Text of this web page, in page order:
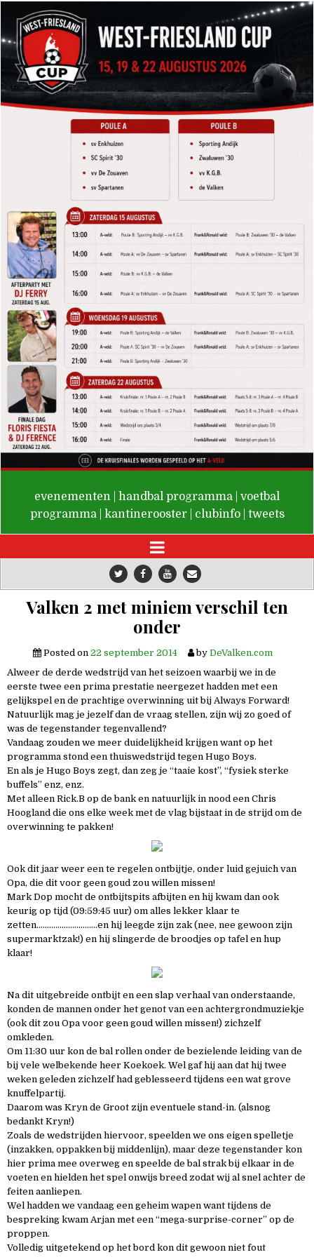
De Valken
evenementen handbal programma
voetbal
programma
kantinerooster clubinfo tweets
Valken 2 met miniem verschil ten
onder
Posted on 22 september 2014 by DeValken.com
Alweer de derde wedstrijd van het seizoen waarbij we in de
eerste twee een prima prestatie neergezet hadden met een
gelijkspel en de prachtige overwinning uit bij Always Forward!
Natuurlijk mag je jezelf dan de vraag stellen, zijn wij zo goed of
was de tegenstander tegenvallend?
Vandaag zouden we meer duidelijkheid krijgen want op het
programma stond een thuiswedstrijd tegen Hugo Boys.
En als je Hugo Boys zegt, dan zeg je “taaie kost”, “fysiek sterke
buffels” enz, enz.
Met alleen Rick.B op de bank en natuurlijk in nood een Chris
Hoogland die ons elke week met de vlag bijstaat in de strijd om de
overwinning te pakken!
Ook dit jaar weer een te regelen ontbijtje, onder luid gejuich van
Opa, die dit voor geen goud zou willen missen!
Mark Dop mocht de ontbijtspits afbijten en hij kwam dan ook
keurig op tijd (09:59:45 uur) om alles lekker klaar te
zetten………………………..en hij leegde zijn zak (nee, nee gewoon zijn
supermarktzak!) en hij slingerde de broodjes op tafel en hup
klaar!
Na dit uitgebreide ontbijt en een slap verhaal van onderstaande,
konden de mannen onder het genot van een achtergrondmuziekje
(ook dit zou Opa voor geen goud willen missen!) zichzelf
omkleden.
Om 11:30 uur kon de bal rollen onder de bezielende leiding van de
bij vele welbekende heer Koekoek. Wel gaf hij aan dat hij twee
weken geleden zichzelf had geblesseerd tijdens een wat grove
knuffelpartij.
Daarom was Kryn de Groot zijn eventuele stand-in. (alsnog
bedankt Kryn!)
Zoals de wedstrijden hiervoor, speelden we ons eigen spelletje
(inzakken, oppakken bij middenlijn), maar deze tegenstander kon
hier prima mee overweg en speelde de bal strak bij elkaar in de
voeten en hielden het spel onwijs breed zodat wij al snel achter de
feiten aanliepen.
Wel hadden we vandaag een geheim wapen want tijdens de
bespreking kwam Arjan met een “mega-surprise-corner” op de
proppen.
Volledig uitgetekend op het bord kon dit gewoon niet fout